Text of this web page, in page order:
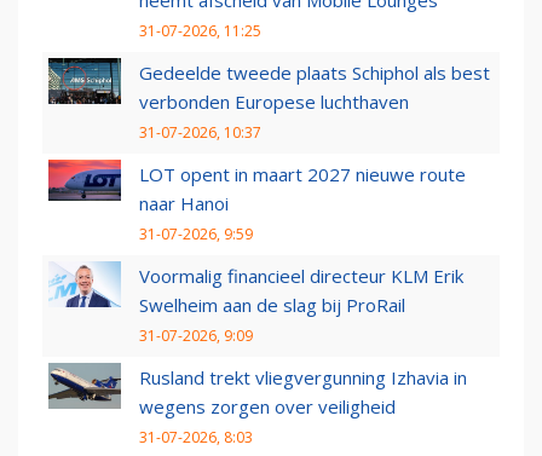
31-07-2026, 11:25
Gedeelde tweede plaats Schiphol als best
verbonden Europese luchthaven
31-07-2026, 10:37
LOT opent in maart 2027 nieuwe route
naar Hanoi
31-07-2026, 9:59
Voormalig financieel directeur KLM Erik
Swelheim aan de slag bij ProRail
31-07-2026, 9:09
Rusland trekt vliegvergunning Izhavia in
wegens zorgen over veiligheid
31-07-2026, 8:03